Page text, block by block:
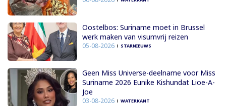
Oostelbos: Suriname moet in Brussel
werk maken van visumvrij reizen
05-08-2026 STARNIEUWS
Geen Miss Universe-deelname voor Miss
Suriname 2026 Eunike Kishundat Lioe-A-
Joe
03-08-2026 WATERKANT